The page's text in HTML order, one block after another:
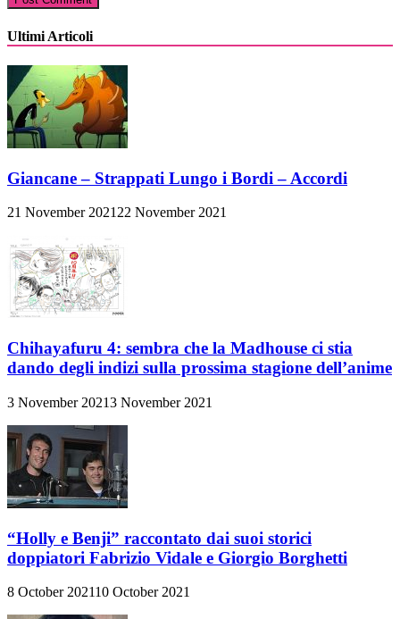
Ultimi Articoli
Giancane – Strappati Lungo i Bordi – Accordi
21 November 2021 22 November 2021
Chihayafuru 4: sembra che la Madhouse ci stia
dando degli indizi sulla prossima stagione dell’anime
3 November 20213 November 2021
“Holly e Benji” raccontato dai suoi storici
doppiatori Fabrizio Vidale e Giorgio Borghetti
8 October 202110 October 2021